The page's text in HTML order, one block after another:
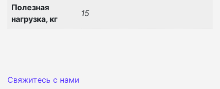
Полезная
нагрузка, кг
15
Свяжитесь с нами